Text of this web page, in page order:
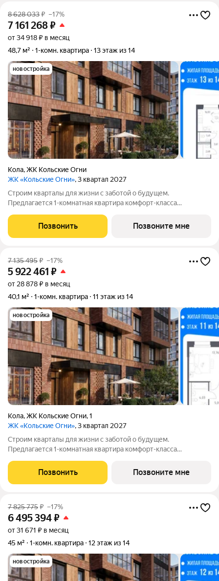
8 628 033₽ –17%
7 161 268₽
от 34 918 ₽ в месяц
48,7 м²
1-комн. квартира 13 этаж из 14
новостройка
Кола,ЖК Кольские Огни
ЖК «Кольские Огни», 3 квартал 2027
Строим кварталы для жизни с заботой о будущем.
Предлагается 1-комнатная квартира комфорт-класса
13-м этаже, в жилом комплексе "Кольские Огни". Квартиры
сдаются без отделки, а значит, вы легко
Позвонить Позвоните мне
7 135 495₽ –17%
5 922 461 ₽
от 28 878 ₽ в месяц
40,1 м²
1-комн. квартира 11 этаж из 14
новостройка
Кола,ЖК Кольские Огни,1
ЖК «Кольские Огни», 3 квартал 2027
Строим кварталы для жизни с заботой о будущем.
Предлагается 1-комнатная квартира комфорт-класса
11-м этаже, в жилом комплексе "Кольские Огни". Квартиры
сдаются без отделки, а значит, вы легко
Позвонить Позвоните мне
7 825 775₽ –17%
6 495 394₽
от 31 671 ₽ в месяц
45 м²
1-комн. квартира 12 этаж из 14
новостройка